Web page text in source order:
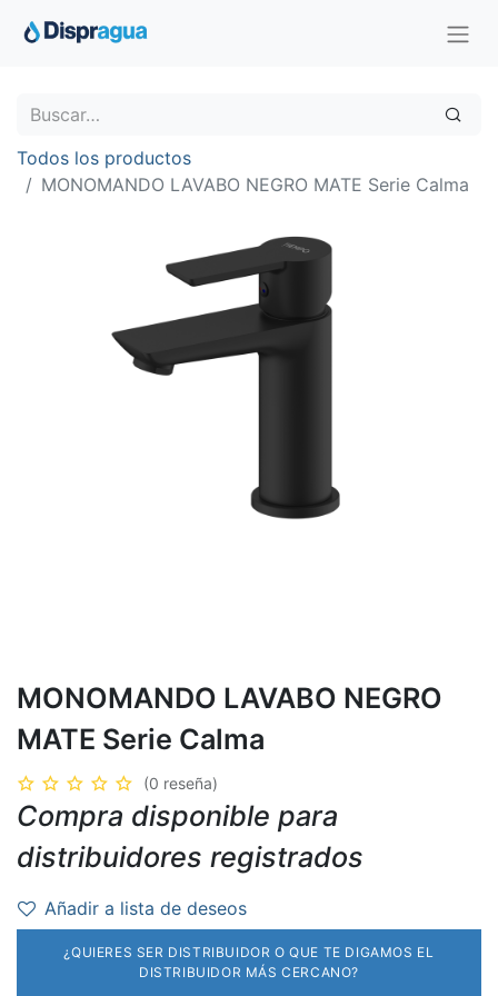
Todos los productos
MONOMANDO LAVABO NEGRO MATE Serie Calma
MONOMANDO LAVABO NEGRO
MATE Serie Calma
(0 reseña)
Compra disponible para
distribuidores registrados
Añadir a lista de deseos
¿QUIERES SER DISTRIBUIDOR O QUE TE DIGAMOS EL
DISTRIBUIDOR MÁS CERCANO?